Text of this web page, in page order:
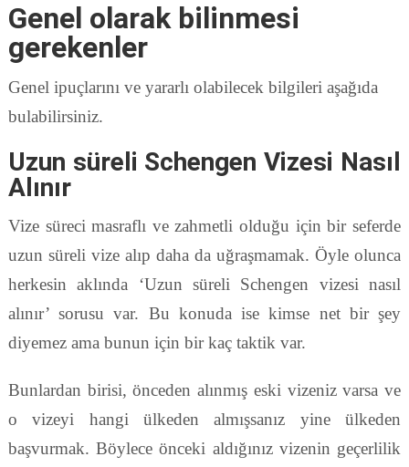
Genel olarak bilinmesi
gerekenler
Genel ipuçlarını ve yararlı olabilecek bilgileri aşağıda
bulabilirsiniz.
Uzun süreli Schengen Vizesi Nasıl
Alınır
Vize süreci masraflı ve zahmetli olduğu için bir seferde
uzun süreli vize alıp daha da uğraşmamak. Öyle olunca
herkesin aklında ‘Uzun süreli Schengen vizesi nasıl
alınır’ sorusu var. Bu konuda ise kimse net bir şey
diyemez ama bunun için bir kaç taktik var.
Bunlardan birisi, önceden alınmış eski vizeniz varsa ve
o vizeyi hangi ülkeden almışsanız yine ülkeden
başvurmak. Böylece önceki aldığınız vizenin geçerlilik